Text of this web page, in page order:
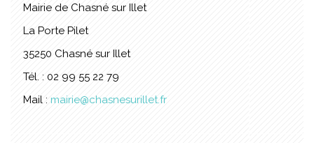
Mairie de Chasné sur Illet
La Porte Pilet
35250 Chasné sur Illet
Tél. : 02 99 55 22 79
Mail : mairie@chasnesurillet.fr